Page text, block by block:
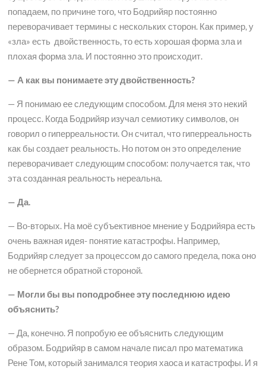
попадаем, по причине того, что Бодрийяр постоянно
переворачивает термины с нескольких сторон. Как пример, у
«зла» есть двойственность, то есть хорошая форма зла и
плохая форма зла. И постоянно это происходит.
— А как вы понимаете эту двойственность?
— Я понимаю ее следующим способом. Для меня это некий
процесс. Когда Бодрийяр изучал семиотику символов, он
говорил о гиперреальности. Он считал, что гиперреальность
как бы создает реальность. Но потом он это определение
переворачивает следующим способом: получается так, что
эта созданная реальность нереальна.
— Да.
— Во-вторых. На моё субъективное мнение у Бодрийяра есть
очень важная идея- понятие катастрофы. Например,
Бодрийяр следует за процессом до самого предела, пока оно
не обернется обратной стороной.
— Могли бы вы поподробнее эту последнюю идею
объяснить?
— Да, конечно. Я попробую ее объяснить следующим
образом. Бодрийяр в самом начале писал про математика
Рене Том, который занимался теория хаоса и катастрофы. И я